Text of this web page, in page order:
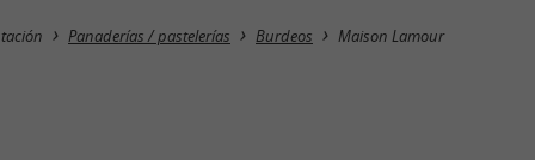
Panaderías / pastelerías Burdeos Maison Lamour